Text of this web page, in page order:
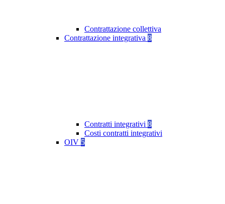
Contrattazione collettiva
Contrattazione integrativa 8
Contratti integrativi 8
Costi contratti integrativi
OIV 5